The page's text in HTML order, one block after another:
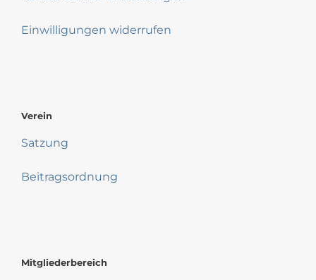
Einwilligungen widerrufen
Verein
Satzung
Beitragsordnung
Mitgliederbereich